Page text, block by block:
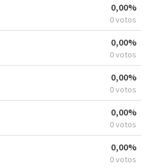
0,00%
0 votos
0,00%
0 votos
0,00%
0 votos
0,00%
0 votos
0,00%
0 votos